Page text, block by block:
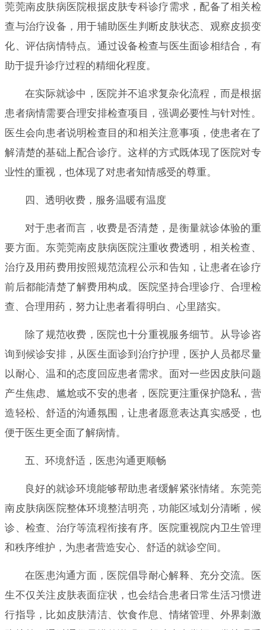
莞莞南皮肤病医院根据皮肤专科诊疗需求，配备了相关检
查与治疗设备，用于辅助医生判断皮肤状态、观察皮损变
化、评估病情特点。通过设备检查与医生面诊相结合，有
助于提升诊疗过程的精细化程度。
在实际就诊中，医院并不追求复杂化流程，而是根据
患者病情需要合理安排检查项目，强调必要性与针对性。
医生会向患者说明检查目的和相关注意事项，使患者在了
解清楚的基础上配合诊疗。这样的方式既体现了医院对专
业性的重视，也体现了对患者知情感受的尊重。
四、透明收费，服务温暖有温度
对于患者而言，收费是否清楚，是衡量就诊体验的重
要方面。东莞莞南皮肤病医院注重收费透明，相关检查、
治疗及用药费用按照规范流程公示和告知，让患者在诊疗
前后都能清楚了解费用构成。医院坚持合理诊疗、合理检
查、合理用药，努力让患者看得明白、心里踏实。
除了规范收费，医院也十分重视服务细节。从导诊咨
询到候诊安排，从医生面诊到治疗护理，医护人员都尽量
以耐心、温和的态度回应患者需求。面对一些因皮肤问题
产生焦虑、尴尬或不安的患者，医院更注重保护隐私，营
造轻松、舒适的沟通氛围，让患者愿意表达真实感受，也
便于医生更全面了解病情。
五、环境舒适，医患沟通更顺畅
良好的就诊环境能够帮助患者缓解紧张情绪。东莞莞
南皮肤病医院整体环境整洁明亮，功能区域划分清晰，候
诊、检查、治疗等流程衔接有序。医院重视院内卫生管理
和秩序维护，为患者营造安心、舒适的就诊空间。
在医患沟通方面，医院倡导耐心解释、充分交流。医
生不仅关注皮肤表面症状，也会结合患者日常生活习惯进
行指导，比如皮肤清洁、饮食作息、情绪管理、外界刺激